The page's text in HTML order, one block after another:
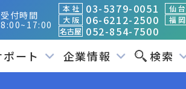
受付時間
8:00~17:00
本 社 03-5379-0051 仙 台
大 阪 06-6212-2500 福 岡
名古屋 052-854-7500
ポート 企業情報 検索